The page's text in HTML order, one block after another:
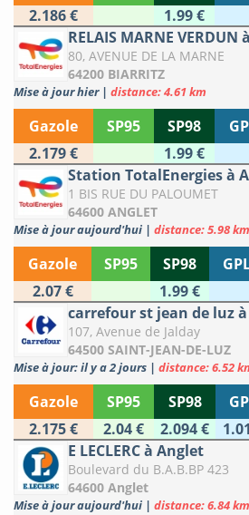
2.186 €
1.99 €
RELAIS MARNE VERDUN
80, AVENUE DE LA MARNE
64200 BIARRITZ
Mise à jour hier | distance: 4.61 km
Gazole SP95 SP98
2.179 €
1.99 €
Station TotalEnergies à
1 BIS RUE DU PALOUMET
64600 ANGLET
Mise à jour aujourd'hui | distance: 5.98 km
Gazole SP95 SP98
2.07 €
1.99 €
carrefour st jean de luz à
107, Avenue de Jalday
64500 SAINT-JEAN-DE-LUZ
Mise à jour: il y a 2 jours | distance: 6.52
Gazole SP95 SP98
2.175 €
2.04 € 2.094 €
E LECLERC à Anglet
Boulevard du B.A.B.BP 423
64600 Anglet
Mise à jour aujourd'hui | distance: 6.84 km